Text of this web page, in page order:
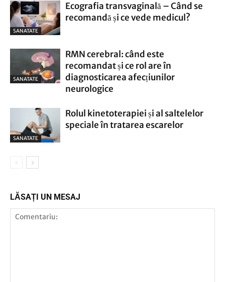
SANATATE
Ecografia transvaginală – Când se
recomandă și ce vede medicul?
SANATATE
RMN cerebral: când este
recomandat și ce rol are în
diagnosticarea afecțiunilor
neurologice
SANATATE
Rolul kinetoterapiei și al saltelelor
speciale în tratarea escarelor
LĂSAȚI UN MESAJ